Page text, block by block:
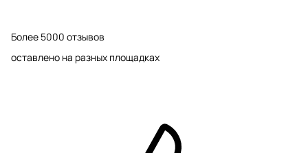
Более 5000 отзывов
оставлено на разных площадках